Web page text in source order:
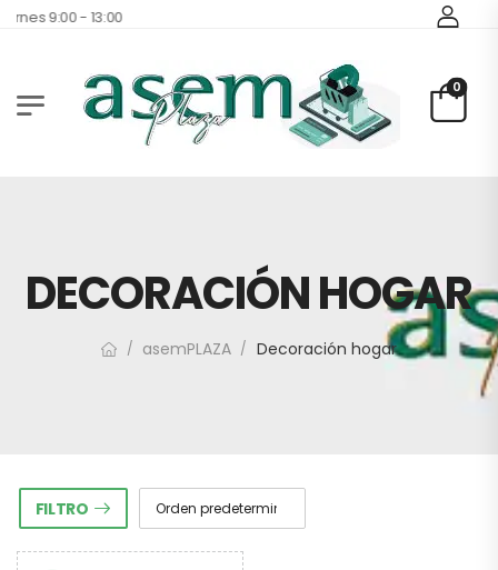
9:00 - 13:00
0
DECORACIÓN HOGAR
/ asemPLAZA / Decoración hogar
FILTRO